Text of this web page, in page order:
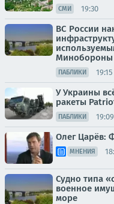
СМИ 19:30
ВС России
Минобороны
ПАБЛИКИ 19:15
У Украины
ракеты
ПАБЛИКИ 19:09
Олег Царёв:
МНЕНИЯ
Судно типа
военное
море